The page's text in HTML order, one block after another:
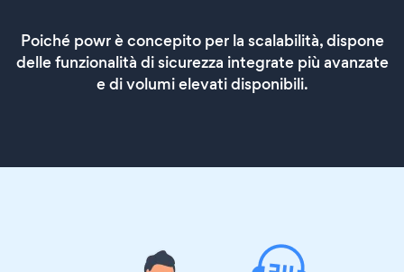
Poiché powr è concepito per la scalabilità, dispone
delle funzionalità di sicurezza integrate più avanzate
e di volumi elevati disponibili.